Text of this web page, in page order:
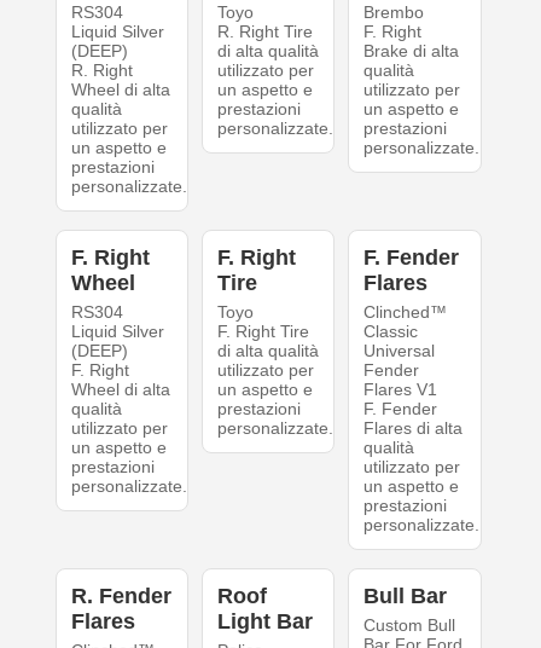
RS304
Liquid Silver
(DEEP)
R. Right
Wheel di alta
qualità
utilizzato per
un aspetto e
prestazioni
personalizzate.
Toyo
R. Right Tire
di alta qualità
utilizzato per
un aspetto e
prestazioni
personalizzate.
Brembo
F. Right
Brake di alta
qualità
utilizzato per
un aspetto e
prestazioni
personalizzate.
F. Right
Wheel
RS304
Liquid Silver
(DEEP)
F. Right
Wheel di alta
qualità
utilizzato per
un aspetto e
prestazioni
personalizzate.
F. Right
Tire
Toyo
F. Right Tire
di alta qualità
utilizzato per
un aspetto e
prestazioni
personalizzate.
F. Fender
Flares
Clinched™
Classic
Universal
Fender
Flares V1
F. Fender
Flares di alta
qualità
utilizzato per
un aspetto e
prestazioni
personalizzate.
R. Fender
Flares
Roof
Light Bar
Bull Bar
Custom Bull
Bar For Ford